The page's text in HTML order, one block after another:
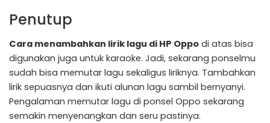
Penutup
Cara menambahkan lirik lagu di HP Oppo di atas bisa
digunakan juga untuk karaoke. Jadi, sekarang ponselmu
sudah bisa memutar lagu sekaligus liriknya. Tambahkan
lirik sepuasnya dan ikuti alunan lagu sambil bernyanyi.
Pengalaman memutar lagu di ponsel Oppo sekarang
semakin menyenangkan dan seru pastinya.